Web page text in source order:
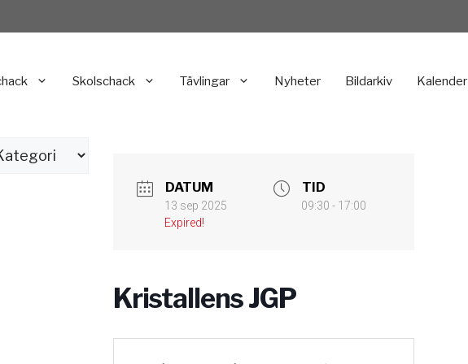
Skolschack Tävlingar Nyheter Bildarkiv Kalender
DATUM
13 sep 2025
Expired!
TID
09:30 - 17:00
Kristallens JGP